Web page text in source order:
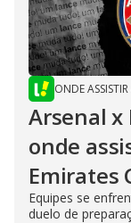
ONDE ASSISTIR
Arsenal
onde
Emirates
Equipes se
duelo de